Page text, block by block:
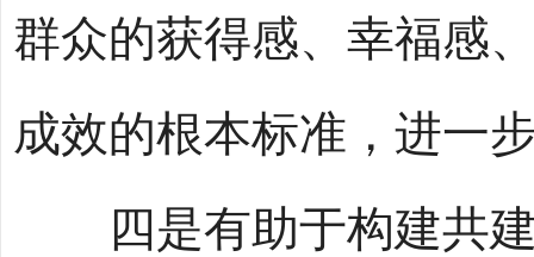
群众的获得感、幸福感
成效的根本标准，进一
四是有助于构建共建